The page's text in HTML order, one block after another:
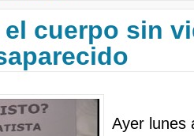
cuerpo sin
Ayer lunes